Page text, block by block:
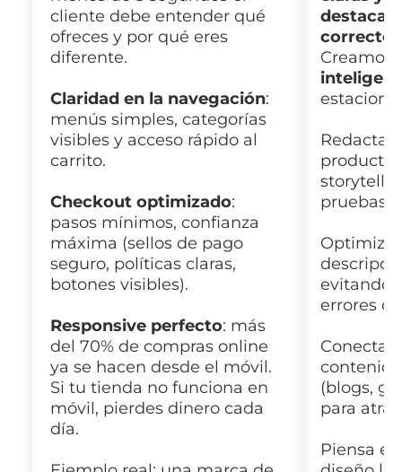
cliente debe entender qué
ofreces y por qué eres
diferente.
Claridad en la navegación:
menús simples, categorías
visibles y acceso rápido al
carrito.
Checkout optimizado:
pasos mínimos, confianza
máxima (sellos de pago
seguro, políticas claras,
botones visibles).
Responsive perfecto: más
del 70% de compras online
ya se hacen desde el móvil.
Si tu tienda no funciona en
móvil, pierdes dinero cada
día.
correcto.
Creamos
producto
pruebas
evitando
errores
(blogs,
para
Piensa